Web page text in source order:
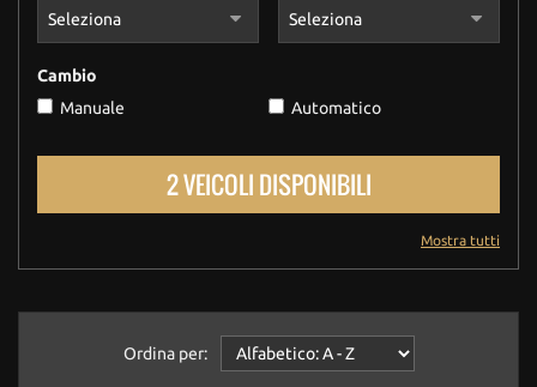
Cambio
Manuale
Automatico
2 VEICOLI DISPONIBILI
Mostra tutti
Ordina per: